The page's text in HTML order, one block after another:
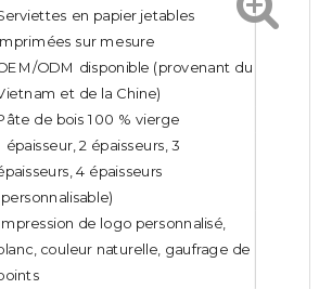
en papier jetables
sur mesure
ODM disponible (provenant du
et de la Chine)
de bois 100 % vierge
épaisseur, 2 épaisseurs, 3
4 épaisseurs
de logo personnalisé,
couleur naturelle, gaufrage de